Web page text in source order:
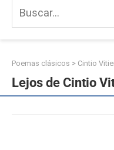
Poemas clásicos > Cintio
Lejos de Cintio